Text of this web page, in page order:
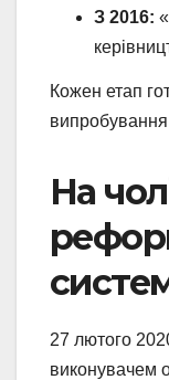
З 2016:
Кожен етап
На
27 лютого
виконувачем